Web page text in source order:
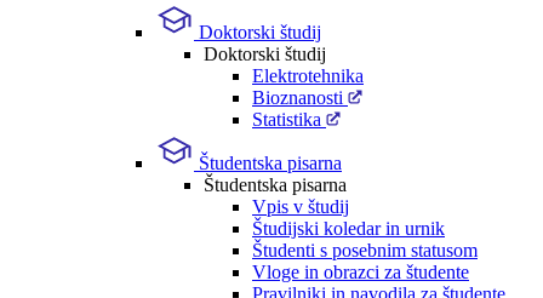
Doktorski študij
Doktorski študij
Elektrotehnika
Bioznanosti
Statistika
Študentska pisarna
Študentska pisarna
Vpis v študij
Študijski koledar in urnik
Študenti s posebnim statusom
Vloge in obrazci za študente
Pravilniki in navodila za študente